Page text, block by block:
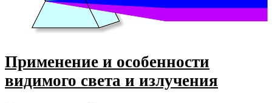
Применение и особенности
видимого света и излучения